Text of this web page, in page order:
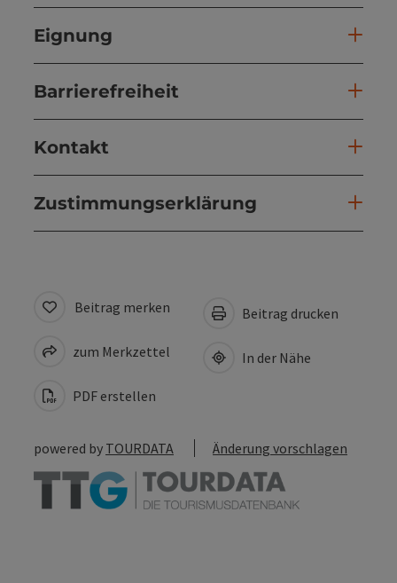
Eignung
Barrierefreiheit
Kontakt
Zustimmungserklärung
Beitrag merken
zum Merkzettel
PDF erstellen
Beitrag drucken
In der Nähe
powered by TOURDATA Änderung vorschlagen